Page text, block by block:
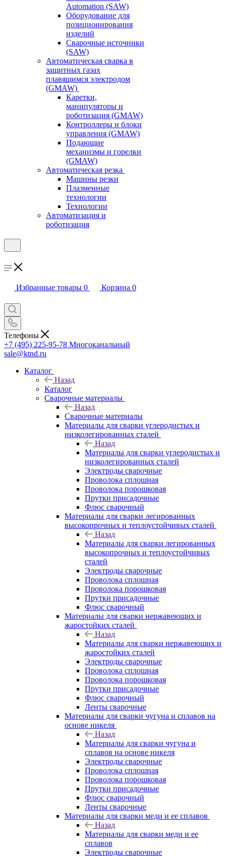
Automation (SAW)
Оборудование для
позиционирования
изделий
Сварочные источники
(SAW)
Автоматическая сварка в
защитных газах
плавящимся электродом
(GMAW)
Каретки,
манипуляторы и
роботизация (GMAW)
Контроллеры и блоки
управления (GMAW)
Подающие
механизмы и горелки
(GMAW)
Автоматическая резка
Машины резки
Плазменные
технологии
Технологии
Автоматизация и
роботизация
Избранные товары 0 Корзина 0
Телефоны
+7 (495) 225-95-78 Многоканальный
sale@ktnd.ru
Каталог
Назад
Каталог
Сварочные материалы
Назад
Сварочные материалы
Материалы для сварки углеродистых и
низколегированных сталей
Назад
Материалы для сварки углеродистых и
низколегированных сталей
Электроды сварочные
Проволока сплошная
Проволока порошковая
Прутки присадочные
Флюс сварочный
Материалы для сварки легированных
высокопрочных и теплоустойчивых сталей
Назад
Материалы для сварки легированных
высокопрочных и теплоустойчивых
сталей
Электроды сварочные
Проволока сплошная
Проволока порошковая
Прутки присадочные
Флюс сварочный
Материалы для сварки нержавеющих и
жаростойких сталей
Назад
Материалы для сварки нержавеющих и
жаростойких сталей
Электроды сварочные
Проволока сплошная
Проволока порошковая
Прутки присадочные
Флюс сварочный
Ленты сварочные
Материалы для сварки чугуна и сплавов на
основе никеля
Назад
Материалы для сварки чугуна и
сплавов на основе никеля
Электроды сварочные
Проволока сплошная
Проволока порошковая
Прутки присадочные
Флюс сварочный
Ленты сварочные
Материалы для сварки меди и ее сплавов
Назад
Материалы для сварки меди и ее
сплавов
Электроды сварочные